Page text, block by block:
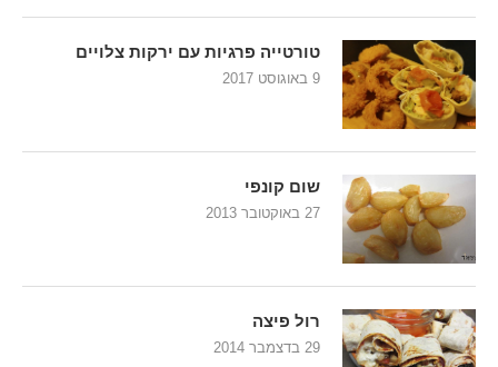
טורטייה פרגיות עם ירקות צלויים
9 באוגוסט 2017
שום קונפי
27 באוקטובר 2013
רול פיצה
29 בדצמבר 2014